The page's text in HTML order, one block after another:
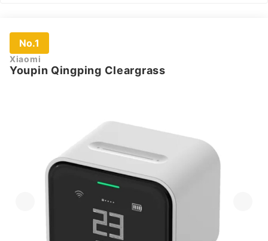
No.1
Xiaomi
Youpin Qingping Cleargrass